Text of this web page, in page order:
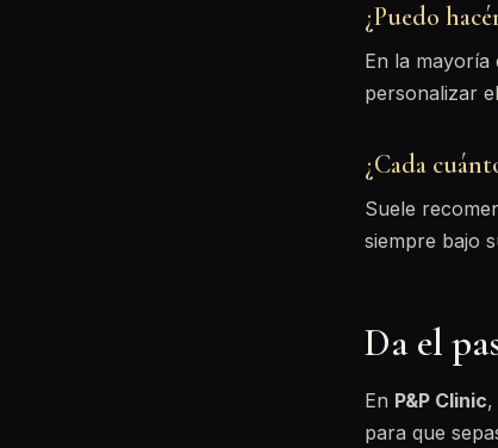
¿Puedo
En la mayoría
personalizar
¿Cada
Suele
siempre bajo
Da el
En P&P Clinic,
para que